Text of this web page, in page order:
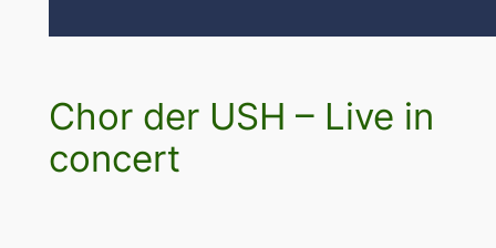
Chor der USH – Live in
concert